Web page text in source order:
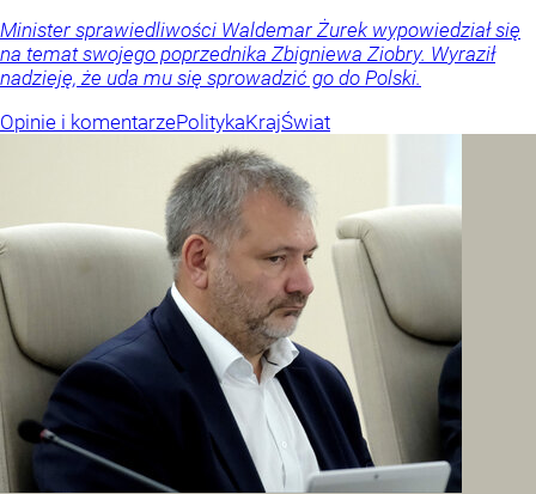
Minister sprawiedliwości Waldemar Żurek wypowiedział się
na temat swojego poprzednika Zbigniewa Ziobry. Wyraził
nadzieję, że uda mu się sprowadzić go do Polski.
Opinie i komentarzePolitykaKrajŚwiat